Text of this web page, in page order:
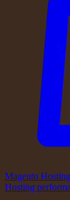
Magento Hosting
Hosting